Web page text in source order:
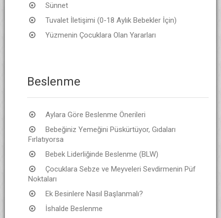
Sünnet
Tuvalet İletişimi (0-18 Aylık Bebekler İçin)
Yüzmenin Çocuklara Olan Yararları
Beslenme
Aylara Göre Beslenme Önerileri
Bebeğiniz Yemeğini Püskürtüyor, Gıdaları
Fırlatıyorsa
Bebek Liderliğinde Beslenme (BLW)
Çocuklara Sebze ve Meyveleri Sevdirmenin Püf
Noktaları
Ek Besinlere Nasıl Başlanmalı?
İshalde Beslenme